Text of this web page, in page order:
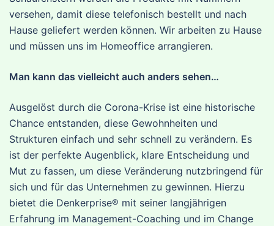
versehen, damit diese telefonisch bestellt und nach
Hause geliefert werden können. Wir arbeiten zu Hause
und müssen uns im Homeoffice arrangieren.
Man kann das vielleicht auch anders sehen…
Ausgelöst durch die Corona-Krise ist eine historische
Chance entstanden, diese Gewohnheiten und
Strukturen einfach und sehr schnell zu verändern. Es
ist der perfekte Augenblick, klare Entscheidung und
Mut zu fassen, um diese Veränderung nutzbringend für
sich und für das Unternehmen zu gewinnen. Hierzu
bietet die Denkerprise® mit seiner langjährigen
Erfahrung im Management-Coaching und im Change